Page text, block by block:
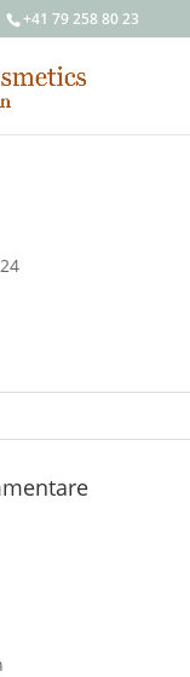
+41 79 258 80 23